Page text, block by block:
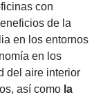
con
de la
en los entornos
en los
del aire interior
así como la